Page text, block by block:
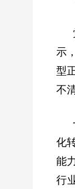
示
型
不
化
能
行